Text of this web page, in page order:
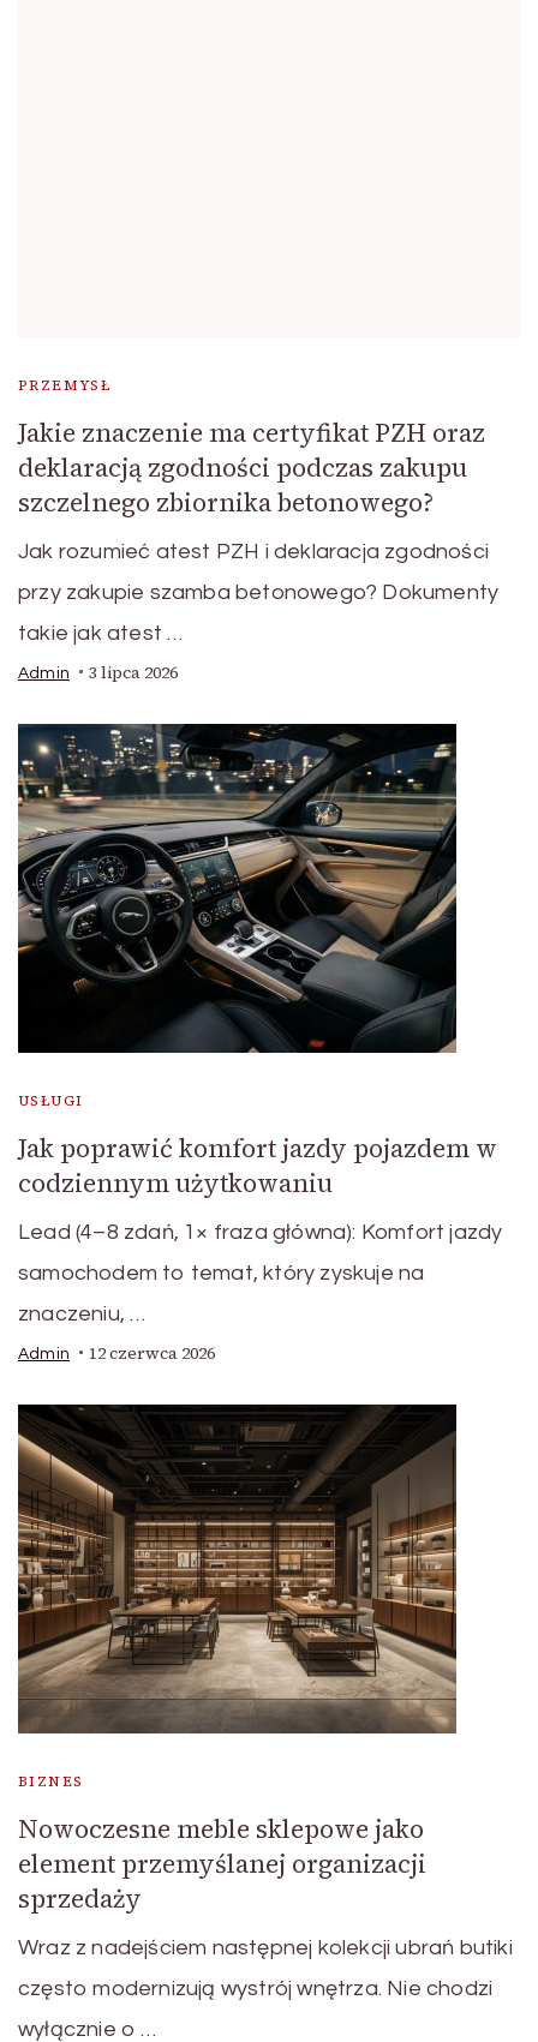
PRZEMYSŁ
Jakie znaczenie ma certyfikat PZH oraz
deklaracją zgodności podczas zakupu
szczelnego zbiornika betonowego?
Jak rozumieć atest PZH i deklaracja zgodności
przy zakupie szamba betonowego? Dokumenty
takie jak atest …
Admin 3 lipca 2026
USŁUGI
Jak poprawić komfort jazdy pojazdem w
codziennym użytkowaniu
Lead (4–8 zdań, 1× fraza główna): Komfort jazdy
samochodem to temat, który zyskuje na
znaczeniu, …
Admin 12 czerwca 2026
BIZNES
Nowoczesne meble sklepowe jako
element przemyślanej organizacji
sprzedaży
Wraz z nadejściem następnej kolekcji ubrań butiki
często modernizują wystrój wnętrza. Nie chodzi
wyłącznie o …